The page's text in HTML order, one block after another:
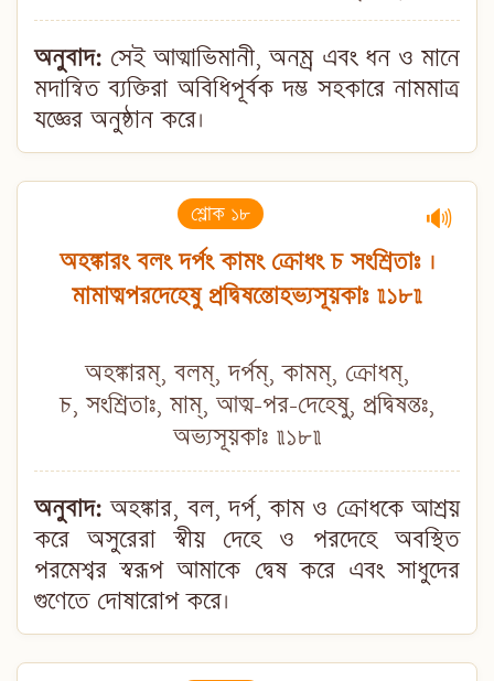
অনুবাদ: সেই আত্মাভিমানী, অনম্র এবং ধন ও মানে
মদান্বিত ব্যক্তিরা অবিধিপূর্বক দম্ভ সহকারে নামমাত্র
যজ্ঞের অনুষ্ঠান করে।
শ্লোক ১৮ 🔊
অহঙ্কারং বলং দর্পং কামং ক্রোধং চ সংশ্রিতাঃ ।
মামাত্মপরদেহেষু প্রদ্বিষন্তোহভ্যসূয়কাঃ ॥১৮॥
অহঙ্কারম্, বলম্, দর্পম্, কামম্, ক্রোধম্,
চ, সংশ্রিতাঃ, মাম্, আত্ম-পর-দেহেষু, প্রদ্বিষন্তঃ,
অভ্যসূয়কাঃ ॥১৮॥
অনুবাদ: অহঙ্কার, বল, দর্প, কাম ও ক্রোধকে আশ্রয়
করে অসুরেরা স্বীয় দেহে ও পরদেহে অবস্থিত
পরমেশ্বর স্বরূপ আমাকে দ্বেষ করে এবং সাধুদের
গুণেতে দোষারোপ করে।